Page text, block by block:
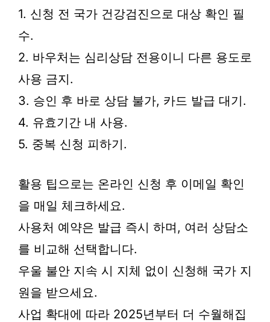
1. 신청 전 국가 건강검진으로 대상 확인 필
수.
2. 바우처는 심리상담 전용이니 다른 용도로
사용 금지.
3. 승인 후 바로 상담 불가, 카드 발급 대기.
4. 유효기간 내 사용.
5. 중복 신청 피하기.
활용 팁으로는 온라인 신청 후 이메일 확인
을 매일 체크하세요.
사용처 예약은 발급 즉시 하며, 여러 상담소
를 비교해 선택합니다.
우울 불안 지속 시 지체 없이 신청해 국가 지
원을 받으세요.
사업 확대에 따라 2025년부터 더 수월해집